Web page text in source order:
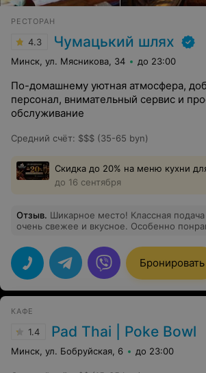
РЕСТОРАН
4.3 Чумацький шлях
Минск, ул. Мясникова, 34 до 23:00
По-домашнему уютная атмосфера,
персонал, внимательный сервис и
обслуживание
Средний счёт: $$$ (35-65 byn)
Скидка до 20% на меню кухни
до 16 сентября
Отзыв. Шикарное место! Классная
очень свежее и вкусное. Особенно
качество полностью их оправдывает.
всем. Вернусь сюда снова .
Бронировать
КАФЕ
1.4 Pad Thai | Poke Bowl
Минск, ул. Бобруйская, 6 до 23:00